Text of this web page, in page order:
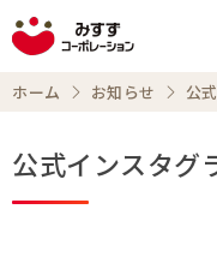
ホーム お知らせ 公
公式インスタグ